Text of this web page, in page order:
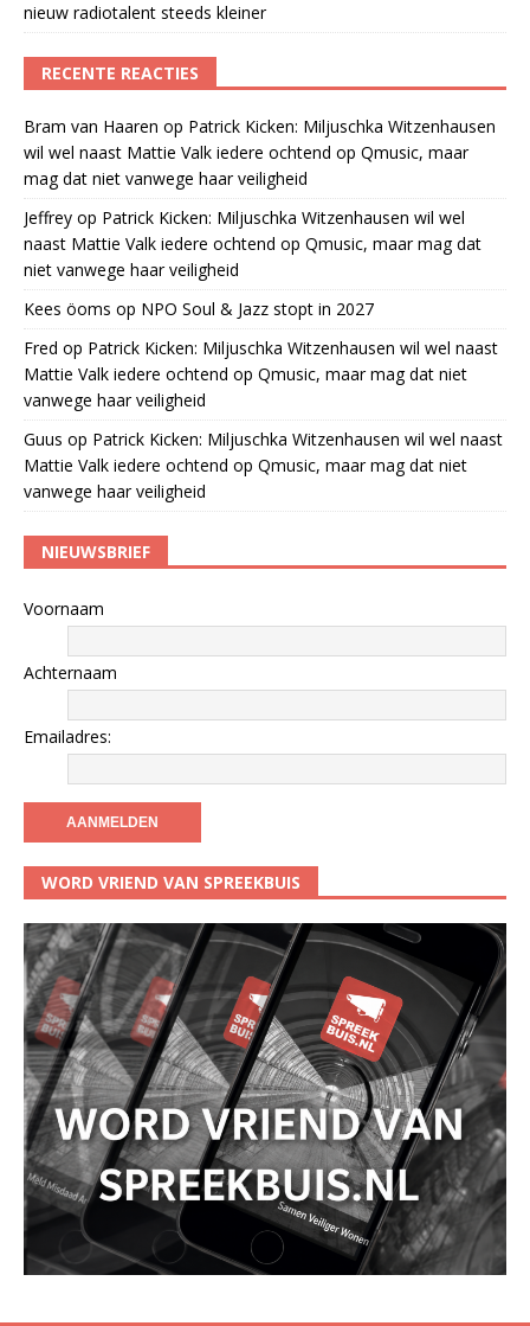
nieuw radiotalent steeds kleiner
RECENTE REACTIES
Bram van Haaren op Patrick Kicken: Miljuschka Witzenhausen
wil wel naast Mattie Valk iedere ochtend op Qmusic, maar
mag dat niet vanwege haar veiligheid
Jeffrey op Patrick Kicken: Miljuschka Witzenhausen wil wel
naast Mattie Valk iedere ochtend op Qmusic, maar mag dat
niet vanwege haar veiligheid
Kees öoms op NPO Soul & Jazz stopt in 2027
Fred op Patrick Kicken: Miljuschka Witzenhausen wil wel naast
Mattie Valk iedere ochtend op Qmusic, maar mag dat niet
vanwege haar veiligheid
Guus op Patrick Kicken: Miljuschka Witzenhausen wil wel naast
Mattie Valk iedere ochtend op Qmusic, maar mag dat niet
vanwege haar veiligheid
NIEUWSBRIEF
Voornaam
Achternaam
Emailadres:
WORD VRIEND VAN SPREEKBUIS